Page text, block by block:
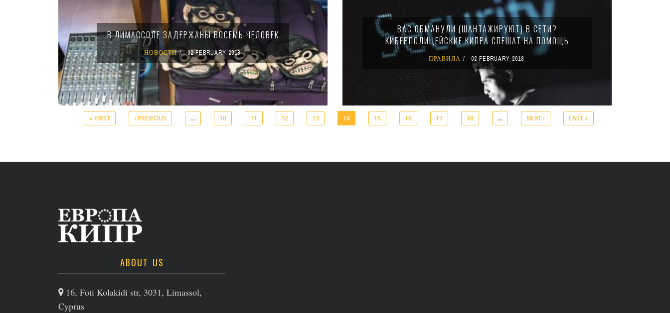
В ЛИМАССОЛЕ ЗАДЕРЖАНЫ ВОСЕМЬ ЧЕЛОВЕК
НОВОСТИ 02 FEBRUARY 2018
ВАС ОБМАНУЛИ (ШАНТАЖИРУЮТ) В СЕТИ?
КИБЕРПОЛИЦЕЙСКИЕ КИПРА СПЕШАТ НА ПОМОЩЬ
ПРАВИЛА 02 FEBRUARY 2018
« FIRST ‹ PREVIOUS … 10 11 12 13 14 15 16 17 18 … NEXT › LAST »
ABOUT US
16, Foti Kolakidi str, 3031, Limassol,
Cyprus